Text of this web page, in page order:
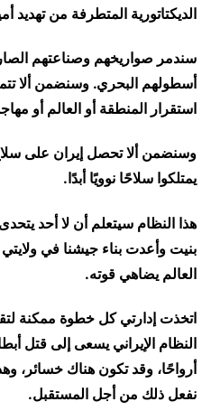
الديكتاتورية المتطرفة من تهديد
سندمر صواريخهم وصناعتهم
أسطولهم البحري. وسنضمن ألا
استقرار المنطقة أو العالم أو
وسنضمن ألا تحصل إيران على
يمتلكوا سلاحًا نوويًا أبدًا.
هذا النظام سيتعلم أن لا أحد
بنيت وأعدت بناء جيشنا في
العالم يضاهي قوته.
اتخذت إدارتي كل خطوة ممكنة
النظام الإيراني يسعى إلى قتل
أرواحًا، وقد تكون هناك خسائر،
نفعل ذلك من أجل المستقبل.